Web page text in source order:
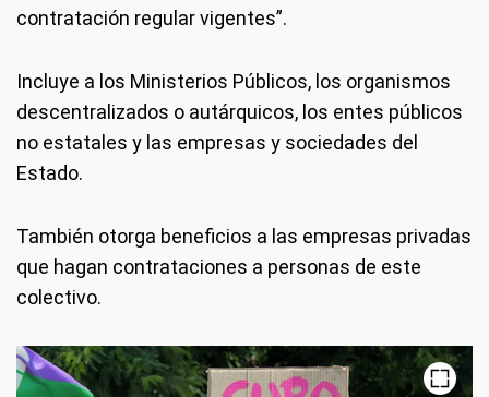
contratación regular vigentes”.
Incluye a los Ministerios Públicos, los organismos
descentralizados o autárquicos, los entes públicos
no estatales y las empresas y sociedades del
Estado.
También otorga beneficios a las empresas privadas
que hagan contrataciones a personas de este
colectivo.